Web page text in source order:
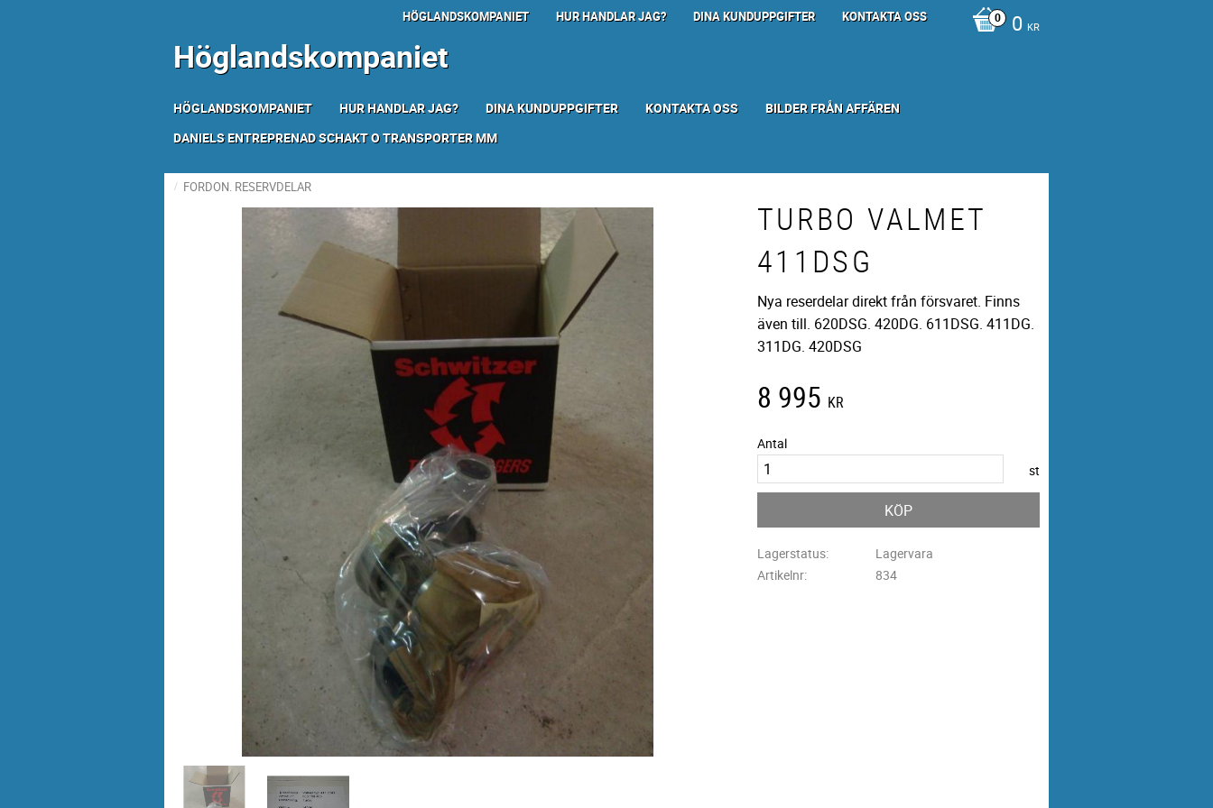
0 KR
HÖGLANDSKOMPANIET HUR HANDLAR JAG? DINA KUNDUPPGIFTER KONTAKTA OSS
Höglandskompaniet
HÖGLANDSKOMPANIET HUR HANDLAR JAG? DINA KUNDUPPGIFTER KONTAKTA OSS
BILDER FRÅN AFFÄREN
DANIELS ENTREPRENAD SCHAKT O TRANSPORTER MM
FORDON. RESERVDELAR
TURBO VALMET
411DSG
Nya reserdelar direkt från försvaret. Finns
även till. 620DSG. 420DG. 611DSG. 411DG.
311DG. 420DSG
8 995 KR
Antal
st
KÖP
Lagerstatus
Lagervara
Artikelnr
834